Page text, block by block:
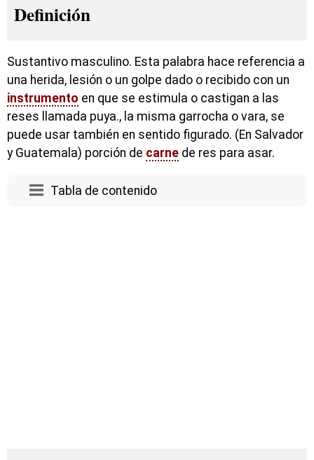
Definición
Sustantivo masculino. Esta palabra hace referencia a
una herida, lesión o un golpe dado o recibido con un
instrumento en que se estimula o castigan a las
reses llamada puya., la misma garrocha o vara, se
puede usar también en sentido figurado. (En Salvador
y Guatemala) porción de carne de res para asar.
Tabla de contenido